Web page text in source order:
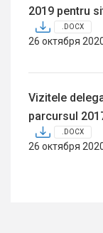
2019 pentru
.DOCX
26 октября
Vizitele
parcursul
.DOCX
26 октября